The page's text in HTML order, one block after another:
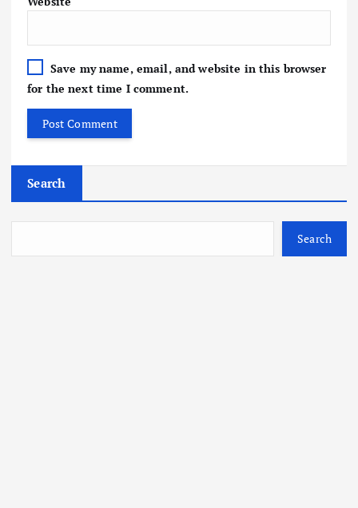
Save my name, email, and website in this browser
for the next time I comment.
Search
Search